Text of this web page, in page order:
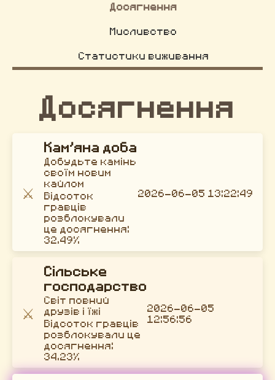
Досягнення
Мисливство
Статистики виживання
Досягнення
⚔️
Кам’яна доба
Добудьте камінь
своїм новим
кайлом
Відсоток
гравців
розблокували
це досягнення:
32.49%
2026-06-05 13:22:49
⚔️
Сільське
господарство
Світ повний
друзів і їжі
Відсоток гравців
розблокували це
досягнення:
34.23%
2026-06-05
12:56:56